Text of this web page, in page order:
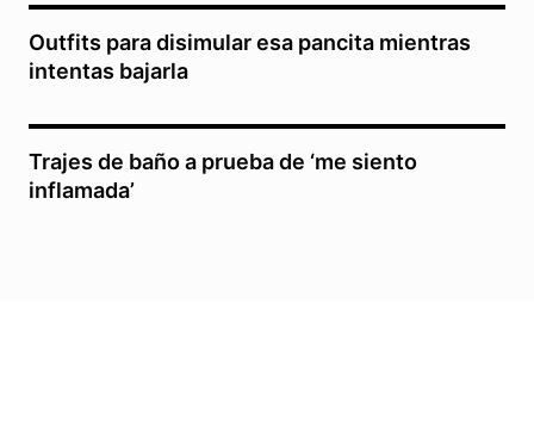
Outfits para disimular esa pancita mientras
intentas bajarla
Trajes de baño a prueba de ‘me siento
inflamada’